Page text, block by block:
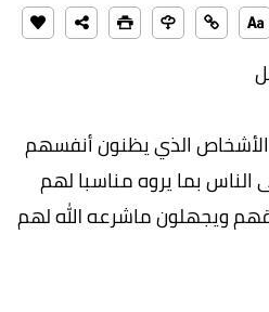
الذي يظنون أنفسهم
بما يروه مناسبا لهم
ويجهلون ماشرعه الله لهم